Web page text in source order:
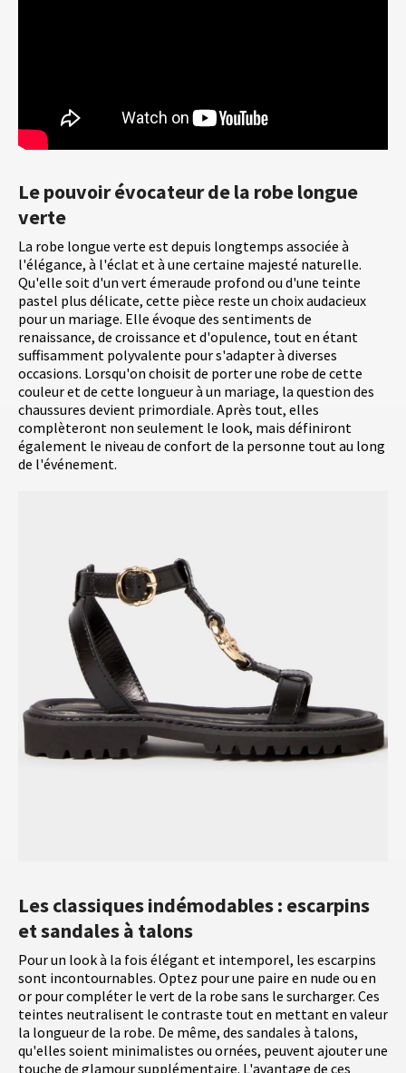
Le pouvoir évocateur de la robe longue
verte
La robe longue verte est depuis longtemps associée à
l'élégance, à l'éclat et à une certaine majesté naturelle.
Qu'elle soit d'un vert émeraude profond ou d'une teinte
pastel plus délicate, cette pièce reste un choix audacieux
pour un mariage. Elle évoque des sentiments de
renaissance, de croissance et d'opulence, tout en étant
suffisamment polyvalente pour s'adapter à diverses
occasions. Lorsqu'on choisit de porter une robe de cette
couleur et de cette longueur à un mariage, la question des
chaussures devient primordiale. Après tout, elles
complèteront non seulement le look, mais définiront
également le niveau de confort de la personne tout au long
de l'événement.
Les classiques indémodables : escarpins
et sandales à talons
Pour un look à la fois élégant et intemporel, les escarpins
sont incontournables. Optez pour une paire en nude ou en
or pour compléter le vert de la robe sans le surcharger. Ces
teintes neutralisent le contraste tout en mettant en valeur
la longueur de la robe. De même, des sandales à talons,
qu'elles soient minimalistes ou ornées, peuvent ajouter une
touche de glamour supplémentaire. L'avantage de ces